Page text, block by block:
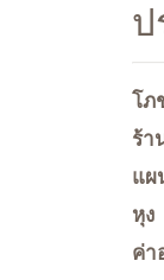
ป
โภ
ร้า
แผ
หุง
ค่า